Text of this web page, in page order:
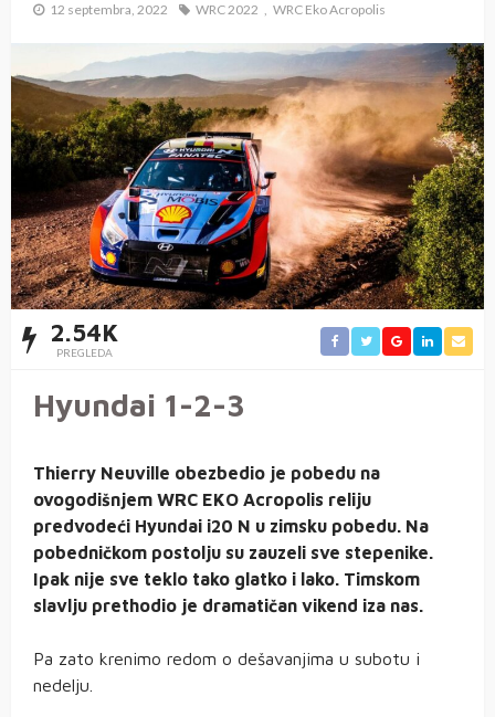
12 septembra, 2022 WRC 2022 WRC Eko Acropolis
2.54K
PREGLEDA
Hyundai 1-2-3
Thierry Neuville obezbedio je pobedu na
ovogodišnjem WRC EKO Acropolis reliju
predvodeći Hyundai i20 N u zimsku pobedu. Na
pobedničkom postolju su zauzeli sve stepenike.
Ipak nije sve teklo tako glatko i lako. Timskom
slavlju prethodio je dramatičan vikend iza nas.
Pa zato krenimo redom o dešavanjima u subotu i
nedelju.